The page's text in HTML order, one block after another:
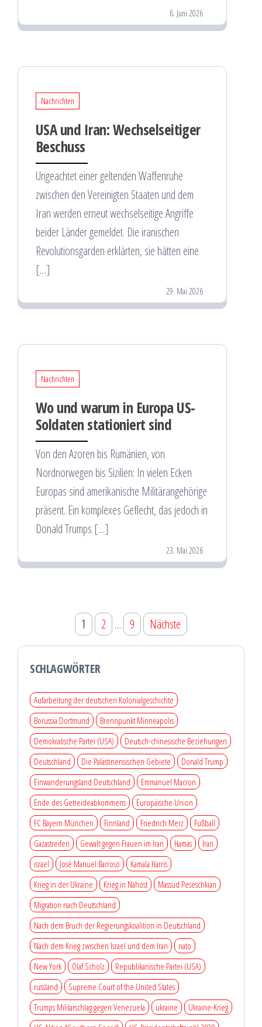
6. Juni 2026
Nachrichten
USA und Iran: Wechselseitiger
Beschuss
Ungeachtet einer geltenden Waffenruhe
zwischen den Vereinigten Staaten und dem
Iran werden erneut wechselseitige Angriffe
beider Länder gemeldet. Die iranischen
Revolutionsgarden erklärten, sie hätten eine
[…]
29. Mai 2026
Nachrichten
Wo und warum in Europa US-
Soldaten stationiert sind
Von den Azoren bis Rumänien, von
Nordnorwegen bis Sizilien: In vielen Ecken
Europas sind amerikanische Militärangehörige
präsent. Ein komplexes Geflecht, das jedoch in
Donald Trumps […]
23. Mai 2026
Seitennummerierung
der
Beiträge
1 2 … 9 Nächste
SCHLAGWÖRTER
Aufarbeitung der deutschen Kolonialgeschichte
Borussia Dortmund
Brennpunkt Minneapolis
Demokratische Partei (USA)
Deutsch-chinesische Beziehungen
Deutschland
Die Palästinensischen Gebiete
Donald Trump
Einwanderungsland Deutschland
Emmanuel Macron
Ende des Getreideabkommens
Europäische Union
FC Bayern München
Finnland Friedrich Merz
Fußball
Gazastreifen
Gewalt gegen Frauen im Iran Hamas
Iran
israel
José Manuel Barroso
Kamala Harris
Krieg in der Ukraine
Krieg in Nahost
Massud Peseschkian
Migration nach Deutschland
Nach dem Bruch der Regierungskoalition in Deutschland
Nach dem Krieg zwischen Israel und dem Iran
nato
New York
Olaf Scholz
Republikanische Partei (USA)
russland
Supreme Court of the United States
Trumps Militärschlag gegen Venezuela
ukraine
Ukraine-Krieg